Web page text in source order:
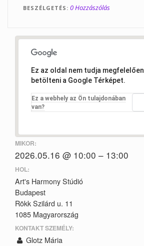
LinkekBESZÉLGETÉS 0 Hozzászólás
Ez az oldal nem tudja megfelelően
betölteni a Google Térképet.
Ez a webhely az Ön tulajdonában
van?
MIKOR:
2026.05.16 @ 10:00 – 13:00
HOL:
Art's Harmony Stúdió
Budapest
Rökk Szilárd u. 11
1085 Magyarország
KONTAKT SZEMÉLY:
Glotz Mária